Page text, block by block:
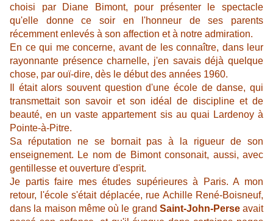
choisi par Diane Bimont, pour présenter le spectacle
qu'elle donne ce soir en l'honneur de ses parents
récemment enlevés à son affection et à notre admiration.
En ce qui me concerne, avant de les connaître, dans leur
rayonnante présence charnelle, j'en savais déjà quelque
chose, par ouï-dire, dès le début des années 1960.
Il était alors souvent question d'une école de danse, qui
transmettait son savoir et son idéal de discipline et de
beauté, en un vaste appartement sis au quai Lardenoy à
Pointe-à-Pitre.
Sa réputation ne se bornait pas à la rigueur de son
enseignement. Le nom de Bimont consonait, aussi, avec
gentillesse et ouverture d'esprit.
Je partis faire mes études supérieures à Paris. A mon
retour, l'école s'était déplacée, rue Achille René-Boisneuf,
dans la maison même où le grand Saint-John-Perseavait